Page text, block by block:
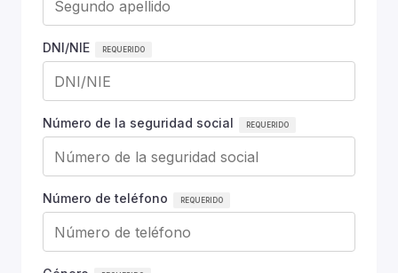
DNI/NIE
Número de la seguridad social
Número de teléfono